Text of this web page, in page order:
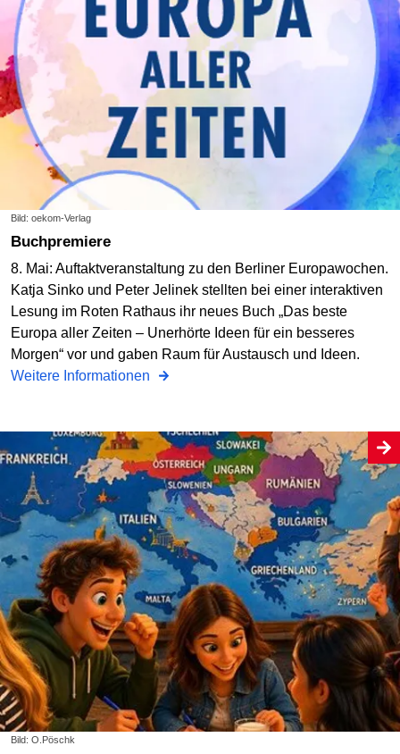
Bild: oekom-Verlag
Buchpremiere
8. Mai: Auftaktveranstaltung zu den Berliner Europawochen.
Katja Sinko und Peter Jelinek stellten bei einer interaktiven
Lesung im Roten Rathaus ihr neues Buch „Das beste
Europa aller Zeiten – Unerhörte Ideen für ein besseres
Morgen“ vor und gaben Raum für Austausch und Ideen.
Weitere Informationen
Bild: O.Pöschk